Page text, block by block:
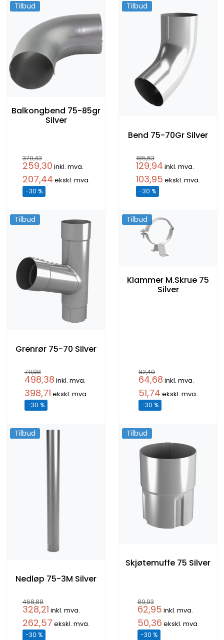
Tilbud
Balkongbend 75-85gr
Silver
370,43
259,30 inkl. mva.
207,44 ekskl. mva.
-30 %
Tilbud
Bend 75-70Gr Silver
185,63
129,94 inkl. mva.
103,95 ekskl. mva.
-30 %
Tilbud
Grenrør 75-70 Silver
711,98
498,38 inkl. mva.
398,71 ekskl. mva.
-30 %
Tilbud
Klammer M.Skrue 75
Silver
92,40
64,68 inkl. mva.
51,74 ekskl. mva.
-30 %
Tilbud
Nedløp 75-3M Silver
468,88
328,21 inkl. mva.
262,57 ekskl. mva.
-30 %
Tilbud
Skjøtemuffe 75 Silver
89,93
62,95 inkl. mva.
50,36 ekskl. mva.
-30 %